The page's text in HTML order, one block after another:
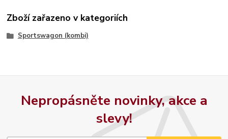
Zboží zařazeno v kategoriích
Sportswagon (kombi)
Nepropásněte novinky, akce a
slevy!